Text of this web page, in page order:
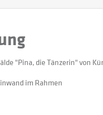
"Pina, die Tänzerin" von
im Rahmen